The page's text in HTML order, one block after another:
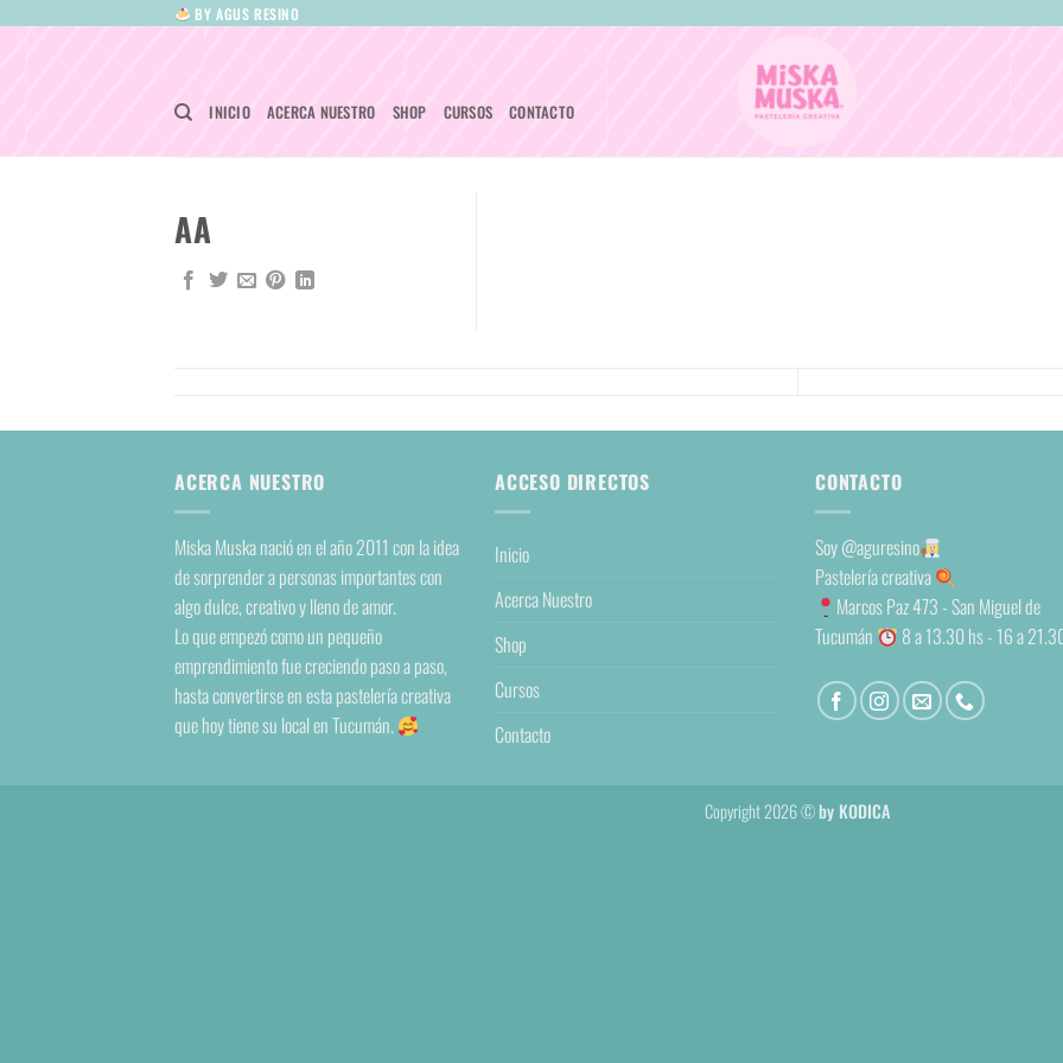
BY AGUS RESINO
INICIO ACERCA NUESTRO SHOP CURSOS CONTACTO
AA
ACERCA NUESTRO
Miska Muska nació en el año 2011 con la idea
de sorprender a personas importantes con
algo dulce, creativo y lleno de amor.
Lo que empezó como un pequeño
emprendimiento fue creciendo paso a paso,
hasta convertirse en esta pastelería creativa
que hoy tiene su local en Tucumán.
ACCESO DIRECTOS
Inicio
Acerca Nuestro
Shop
Cursos
Contacto
CONTACTO
Soy@aguresino
Pastelería creativa
Marcos Paz 473 - San Miguel de
Tucumán
8 a 13.30 hs - 16 a
Copyright 2026 ©by KODICA